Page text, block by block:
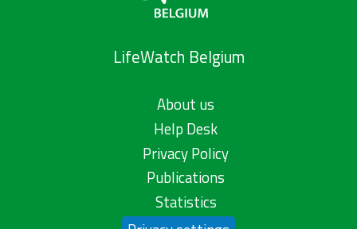
LifeWatch Belgium
About us
Help Desk
Privacy Policy
Publications
Statistics